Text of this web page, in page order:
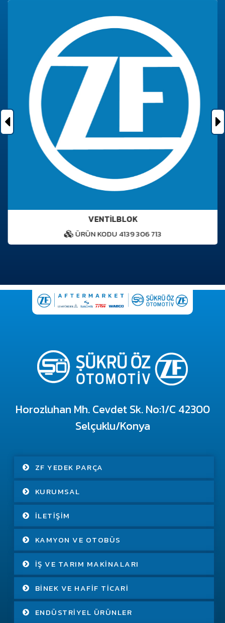
VENTİLBLOK
ÜRÜN KODU 4139 306 713
Horozluhan Mh. Cevdet Sk. No:1/C 42300
Selçuklu/Konya
ZF YEDEK PARÇA
KURUMSAL
İLETIŞIM
KAMYON VE OTOBÜS
İŞ VE TARIM MAKINALARI
BINEK VE HAFIF TICARI
ENDÜSTRIYEL ÜRÜNLER